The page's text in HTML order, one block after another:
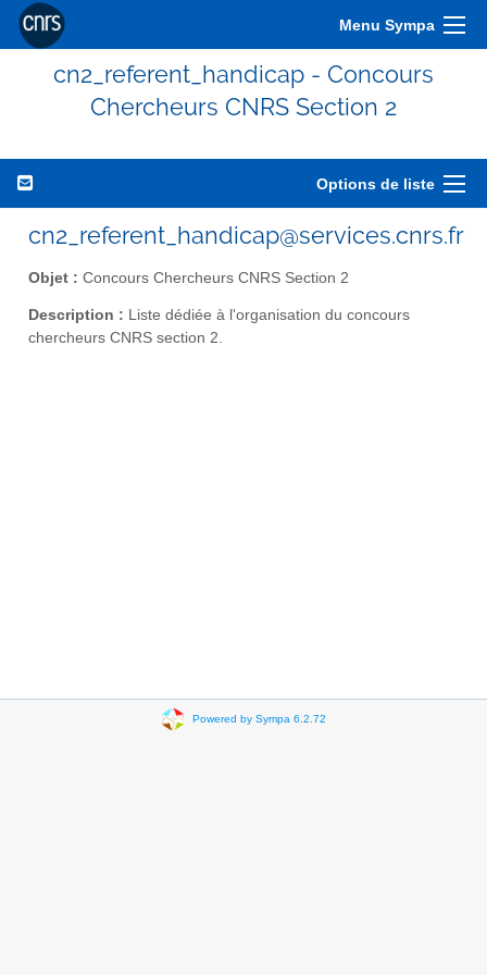
Menu Sympa
cn2_referent_handicap - Concours
Chercheurs CNRS Section 2
Options de liste
cn2_referent_handicap@services.cnrs.fr
Objet : Concours Chercheurs CNRS Section 2
Description : Liste dédiée à l'organisation du concours
chercheurs CNRS section 2.
Powered by Sympa 6.2.72